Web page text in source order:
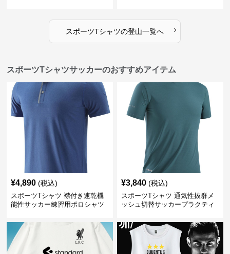
スポーツTシャツの登山一覧へ ›
スポーツTシャツサッカーのおすすめアイテム
¥4,890 (税込)
スポーツTシャツ 襟付き速乾機
能性サッカー練習用ポロシャツ
¥3,840 (税込)
スポーツTシャツ 通気性抜群メ
ッシュ切替サッカープラクティ